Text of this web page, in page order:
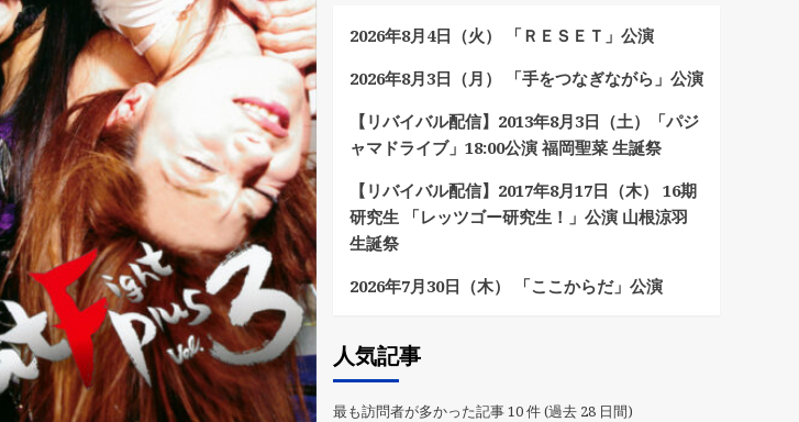
2026年8月4日（火） 「ＲＥＳＥＴ」公演
2026年8月3日（月） 「手をつなぎながら」公演
【リバイバル配信】2013年8月3日（土）「パジ
ャマドライブ」18:00公演 福岡聖菜 生誕祭
【リバイバル配信】2017年8月17日（木） 16期
研究生 「レッツゴー研究生！」公演 山根涼羽
生誕祭
2026年7月30日（木） 「ここからだ」公演
人気記事
最も訪問者が多かった記事 10 件 (過去 28 日間)